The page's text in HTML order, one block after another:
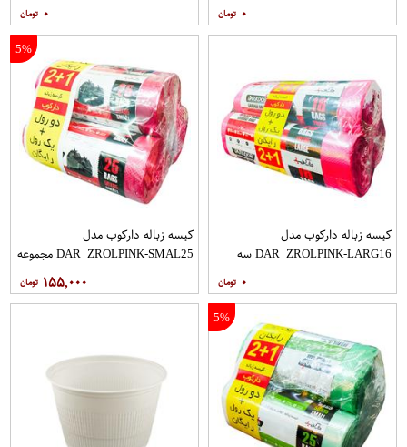
۰ ۰
کیسه زباله دارکوب مدل
DAR_ZROLPINK-LARG16 سه
۰
5%
کیسه زباله دارکوب مدل
DAR_ZROLPINK-SMAL25 مجموعه
۱۵۵,۰۰۰
5%